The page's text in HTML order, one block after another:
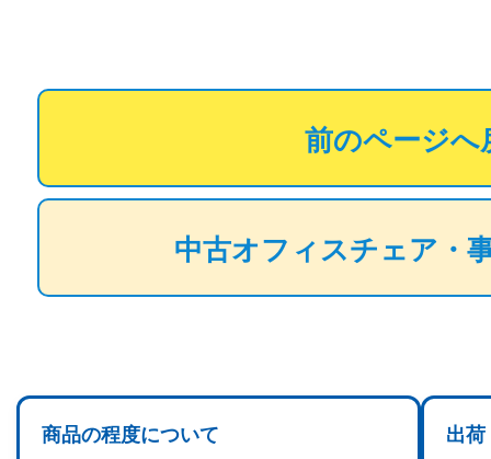
前のページへ
中古オフィスチェア・
商品の程度について 出荷